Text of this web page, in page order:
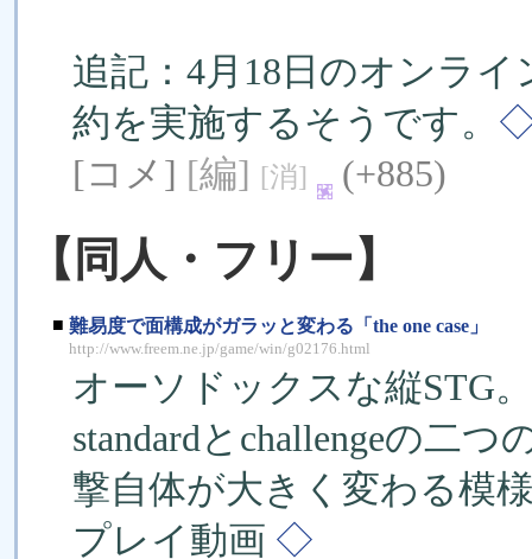
追記：4月18日のオンラ
約を実施するそうです。
[コメ] [編] [消] (+885)
【同人・フリー】
■ 難易度で面構成がガラッと変わる「the one case」
http://www.freem.ne.jp/game/win/g02176.html
オーソドックスな縦STG
standardとchallengeの二
撃自体が大きく変わる模
プレイ動画 ◇